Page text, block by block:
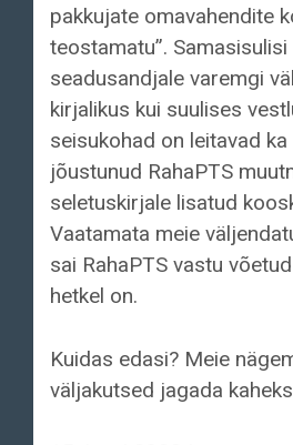
pakkujate omavahendite
teostamatu”.
seadusandjale varemgi
kirjalikus kui suulises
seisukohad on leitavad
jõustunud RahaPTS
seletuskirjale lisatud
Vaatamata meie
sai RahaPTS vastu
hetkel on.
Kuidas edasi? Meie
väljakutsed jagada